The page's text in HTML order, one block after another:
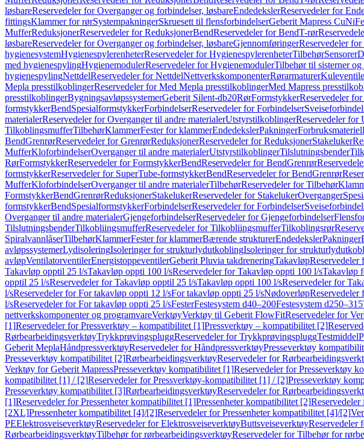
løsbareReservedeler for Overganger og forbindelser, løsbareEndedekslerReservedeler for
fittingsKlammer for rørSystempakningerSkruesett til flensforbindelserGeberit Mapress CuNiFe
MufferReduksjonerReservedeler for ReduksjonerBendReservedeler for BendT-rør
løsbareReservedeler for Overganger og forbindelser, løsbareGjennomføringerReservedeler
hygienesystemHygienespylerenheterReservedeler for HygienespylerenheterTilbehørSensorer
med hygienespylingHygienemodulerReservedeler for HygienemodulerTilbehør til sisterner
hygienespylingNettdelReservedeler for NettdelNettverkskomponenterRørarmaturer
Mepla presstilkoblingerReservedeler for Med Mepla presstilkoblingerMed Mapress
presstilkoblingerBygningsavløpssystemerGeberit Silent-db20RørFormstykkerReservedeler
formstykkerBendSpesialformstykkerForbindelserReservedeler for Forbindelser
materialerReservedeler for Overganger til andre materialerUtstyrstilkoblingerReservedeler for
TilkoblingsmufferTilbehørKlammerFester for klammerEndedekslerPakningerForbruksmateriell
BendGrenrørReservedeler for GrenrørReduksjonerReservedeler for ReduksjonerStakeluker
MufferKloforbindelserOverganger til andre materialerUtstyrstilkoblingerTilslutningsbender
RørFormstykkerReservedeler for FormstykkerBendReservedeler for BendGrenrør
formstykkerReservedeler for SuperTube-formstykkerBendReservedeler for BendGrenrør
MufferKloforbindelserOverganger til andre materialerTilbehørReservedeler for Tilbehør
FormstykkerBendGrenrørReduksjonerStakelukerReservedeler for StakelukerOverganger
formstykkerBendSpesialformstykkerForbindelserReservedeler for Forbindelser
Overganger til andre materialerGjengeforbindelserReservedeler for Gjengeforbindelser
TilslutningsbenderTilkobliingsmufferReservedeler for TilkobliingsmufferTilkoblingsrør
SpiralvannlåserTilbehørKlammerFester for klammerBærende strukturerEndedekslerPakninger
avløpssystemerLydisoleringIsoleringer for strukturlydutkoblingIsoleringer for
avløpVentilatorventilerEnergistoppeventilerGeberit Pluvia takdreneringTakavløpReservedeler
Takavløp opptil 25 l/sTakavløp oppti 100 l/sReservedeler for Takavløp oppti 100 l/sTakavløp
opptil 25 l/sReservedeler for Takavløp opptil 25 l/sTakavløp oppti 100 l/sReservedeler for
l/sReservedeler for For takavløp oppti 12 l/sFor takavløp oppti 25 l/sNødoverløp
l/sReservedeler for For takavløp oppti 25 l/sFesterFestesystem d40–200Festesystem d250–315
nettverkskomponenter og programvareVerktøyVerktøy til Geberit FlowFitReservedeler for
[1]Reservedeler for Pressverktøy – kompatibilitet [1]Pressverktøy – kompatibilitet [2]
RørbearbeidingsverktøyTrykkprøvingspluggReservedeler for TrykkprøvingspluggTestmiddel
Geberit MeplaHåndpressverktøyReservedeler for HåndpressverktøyPresseverktøy
Presseverktøy kompatibilitet [2]RørbearbeidingsverktøyReservedeler for
Verktøy for Geberit MapressPresseverktøy kompatibilitet [1]Reservedeler for Presseverktøy
kompatibilitet [1] / [2]Reservedeler for Pressverktøy-kompatibilitet [1] / [2]Presseverktøy
Presseverktøy kompatibilitet [3]RørbearbeidingsverktøyReservedeler for
[1]Reservedeler for Pressenheter kompatibilitet [1]Pressenheter kompatibilitet [2]
[2XL]Pressenheter kompatibilitet [4]/[2]Reservedeler for Pressenheter kompatibilitet [4]/[2]
PEElektrosveiseverktøyReservedeler for ElektrosveiseverktøyButtsveiseverktøyReservedeler
RørbearbeidingsverktøyTilbehør for rørbearbeidingsverktøyReservedeler for Tilbehør for